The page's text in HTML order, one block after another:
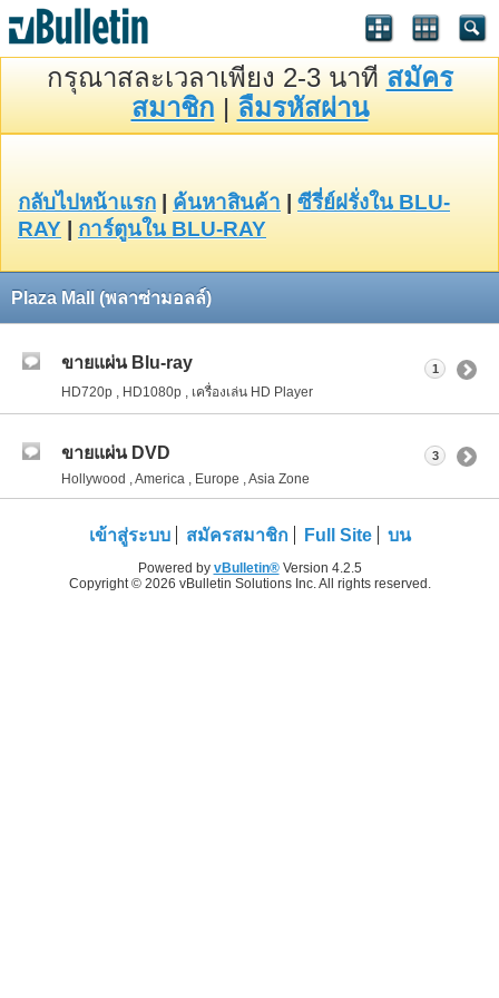
กรุณาสละเวลาเพียง 2-3 นาที สมัคร
สมาชิก | ลืมรหัสผ่าน
กลับไปหน้าแรก ค้นหาสินค้า
ซีรี่ย์ฝรั่งใน BLU-
RAY
การ์ตูนใน BLU-RAY
Plaza Mall (พลาซ่ามอลล์)
ขายแผ่น Blu-ray
HD720p , HD1080p , เครื่องเล่น HD Player
1
ขายแผ่น DVD
Hollywood , America , Europe , Asia Zone
3
เข้าสู่ระบบ สมัครสมาชิก Full Site บน
Powered by vBulletin®Version 4.2.5
Copyright © 2026 vBulletin Solutions Inc. All rights reserved.